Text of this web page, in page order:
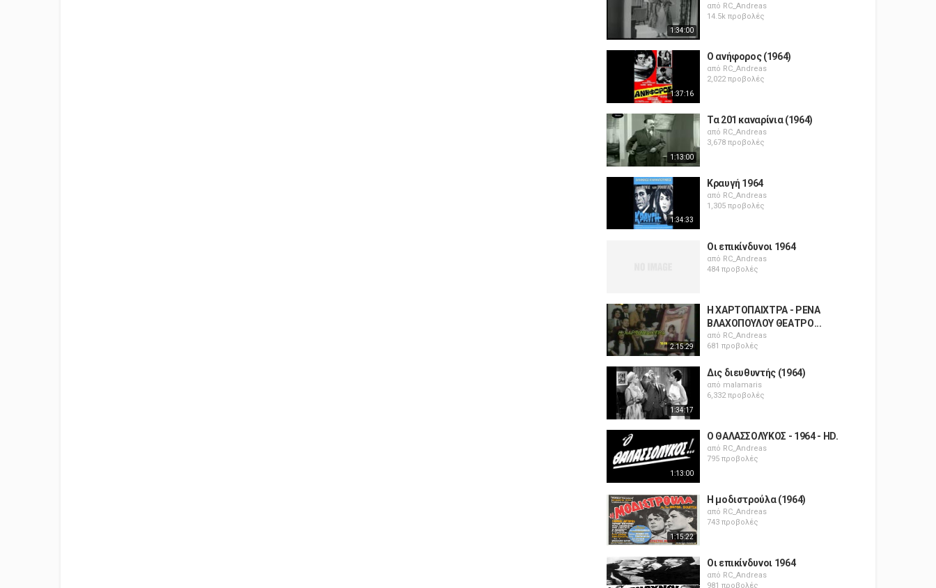
1:34:00
από RC_Andreas
14.5k προβολές
1:37:16
Ο ανήφορος (1964)
από RC_Andreas
2,022 προβολές
1:13:00
Τα 201 καναρίνια (1964)
από RC_Andreas
3,678 προβολές
1:34:33
Κραυγή 1964
από RC_Andreas
1,305 προβολές
Οι επικίνδυνοι 1964
από RC_Andreas
484 προβολές
2:15:29
Η ΧΑΡΤΟΠΑΙΧΤΡΑ - ΡΕΝΑ
ΒΛΑΧΟΠΟΥΛΟΥ ΘΕΑΤΡΟ...
από RC_Andreas
681 προβολές
1:34:17
Δις διευθυντής (1964)
από malamaris
6,332 προβολές
1:13:00
Ο ΘΑΛΑΣΣΟΛΥΚΟΣ - 1964 - HD.
από RC_Andreas
795 προβολές
1:15:22
Η μοδιστρούλα (1964)
από RC_Andreas
743 προβολές
Οι επικίνδυνοι 1964
από RC_Andreas
981 προβολές